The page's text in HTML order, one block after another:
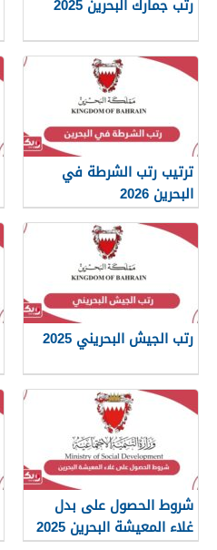
رتب جمارك البحرين 2025
ترتيب رتب الشرطة في
البحرين 2026
رتب الجيش البحريني 2025
شروط الحصول على بدل
غلاء المعيشة البحرين 2025